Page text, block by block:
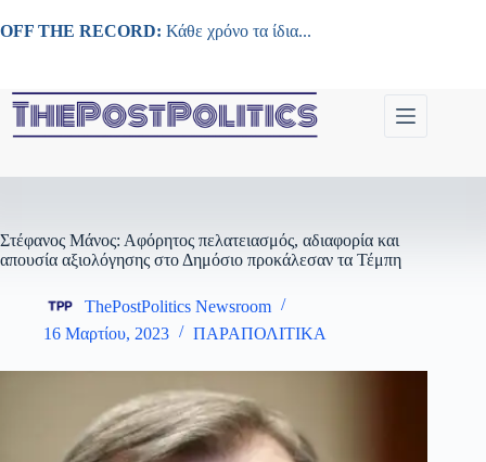
στο
OFF THE RECORD: Κάθε χρόνο τα ίδια...
Στέφανος Μάνος: Αφόρητος πελατειασμός, αδιαφορία και
απουσία αξιολόγησης στο Δημόσιο προκάλεσαν τα Τέμπη
ThePostPolitics Newsroom
16 Μαρτίου, 2023
ΠΑΡΑΠΟΛΙΤΙΚΑ